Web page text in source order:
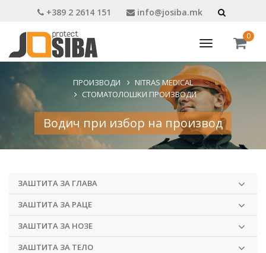
+389 2 2614 151 info@josiba.mk
Toggle
navigation
0
ПРОИЗВОДИ
NITRAS MEDICAL
СТОМАТОЛОШКИ ПРОИЗВОДИ
Водич при избор на производ
ЗАШТИТА ЗА ГЛАВА
ЗАШТИТА ЗА РАЦЕ
ЗАШТИТА ЗА НОЗЕ
ЗАШТИТА ЗА ТЕЛО